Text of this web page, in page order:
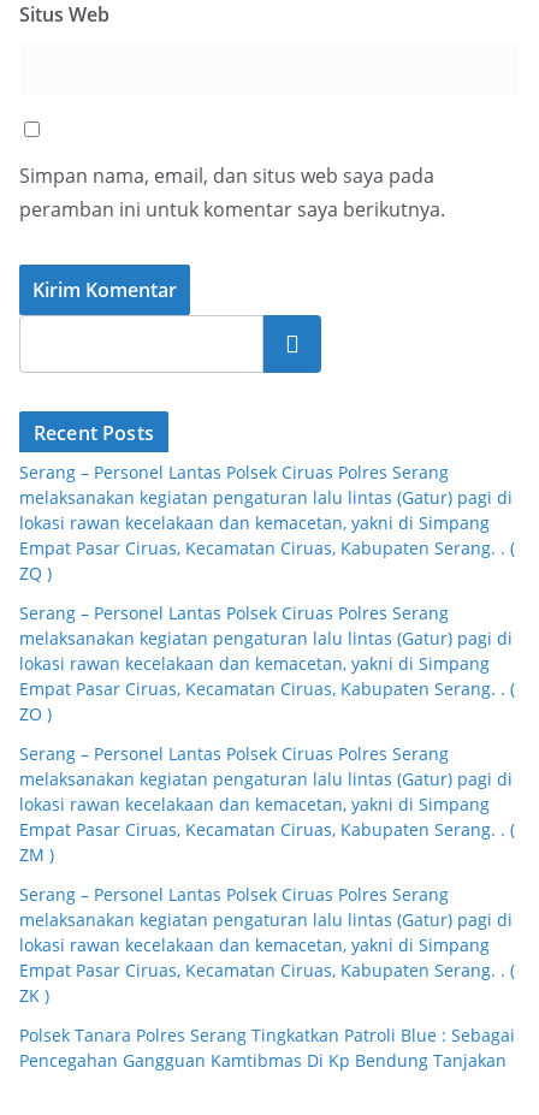
Situs Web
Simpan nama, email, dan situs web saya pada
peramban ini untuk komentar saya berikutnya.
Cari
Recent Posts
Serang – Personel Lantas Polsek Ciruas Polres Serang
melaksanakan kegiatan pengaturan lalu lintas (Gatur) pagi di
lokasi rawan kecelakaan dan kemacetan, yakni di Simpang
Empat Pasar Ciruas, Kecamatan Ciruas, Kabupaten Serang. . (
ZQ )
Serang – Personel Lantas Polsek Ciruas Polres Serang
melaksanakan kegiatan pengaturan lalu lintas (Gatur) pagi di
lokasi rawan kecelakaan dan kemacetan, yakni di Simpang
Empat Pasar Ciruas, Kecamatan Ciruas, Kabupaten Serang. . (
ZO )
Serang – Personel Lantas Polsek Ciruas Polres Serang
melaksanakan kegiatan pengaturan lalu lintas (Gatur) pagi di
lokasi rawan kecelakaan dan kemacetan, yakni di Simpang
Empat Pasar Ciruas, Kecamatan Ciruas, Kabupaten Serang. . (
ZM )
Serang – Personel Lantas Polsek Ciruas Polres Serang
melaksanakan kegiatan pengaturan lalu lintas (Gatur) pagi di
lokasi rawan kecelakaan dan kemacetan, yakni di Simpang
Empat Pasar Ciruas, Kecamatan Ciruas, Kabupaten Serang. . (
ZK )
Polsek Tanara Polres Serang Tingkatkan Patroli Blue : Sebagai
Pencegahan Gangguan Kamtibmas Di Kp Bendung Tanjakan